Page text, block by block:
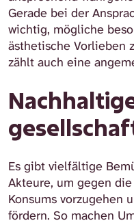
Gerade bei der
wichtig, mögliche
ästhetische Vorlieben
zählt auch eine
Es gibt vielfältige
Akteure, um gegen
Konsums vorzugehen
fördern. So machen